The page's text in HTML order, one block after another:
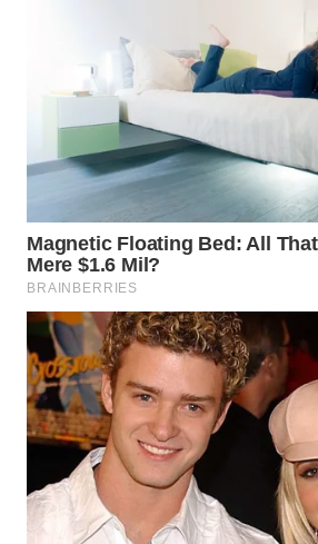
PRIANGAN
TIMUR
WN
SEMARANG
WN
SOLO
WN
BOROBUDUR
WN
MADURA
WN
SURABAYA